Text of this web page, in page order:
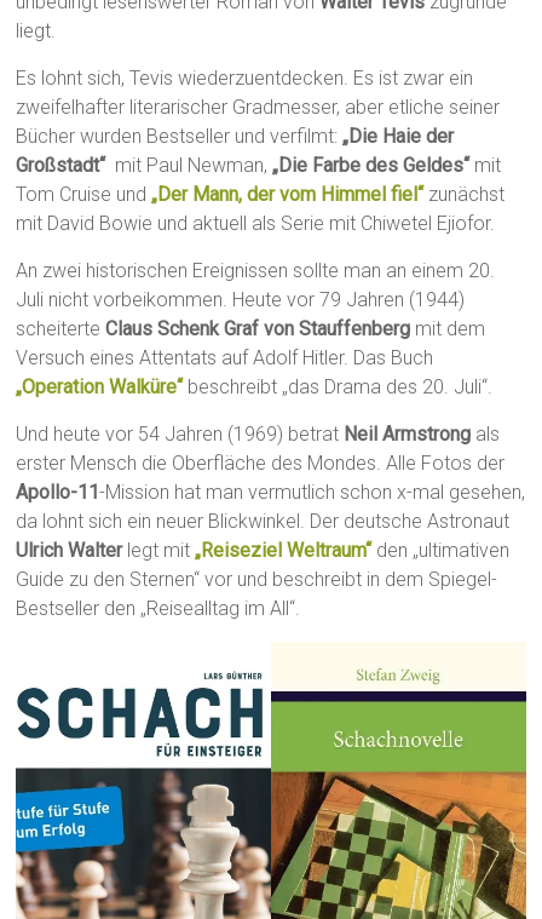
liegt.
Es lohnt sich, Tevis wiederzuentdecken. Es ist zwar ein
zweifelhafter literarischer Gradmesser, aber etliche seiner
Bücher wurden Bestseller und verfilmt:„Die Haie der
Großstadt“mit Paul Newman,„Die Farbe des Geldes“mit
Tom Cruise und„Der Mann, der vom Himmel fiel“zunächst
mit David Bowie und aktuell als Serie mit Chiwetel Ejiofor.
An zwei historischen Ereignissen sollte man an einem 20.
Juli nicht vorbeikommen. Heute vor 79 Jahren (1944)
scheiterteClaus Schenk Graf von Stauffenberg mit dem
Versuch eines Attentats auf Adolf Hitler. Das Buch
„Operation Walküre“beschreibt „das Drama des 20. Juli“.
Und heute vor 54 Jahren (1969) betrat Neil Armstrong als
erster Mensch die Oberfläche des Mondes. Alle Fotos der
Apollo-11-Mission hat man vermutlich schon x-mal gesehen,
da lohnt sich ein neuer Blickwinkel. Der deutsche Astronaut
Ulrich Walterlegt mit„Reiseziel Weltraum“den „ultimativen
Guide zu den Sternen“ vor und beschreibt in dem Spiegel-
Bestseller den „Reisealltag im All“.